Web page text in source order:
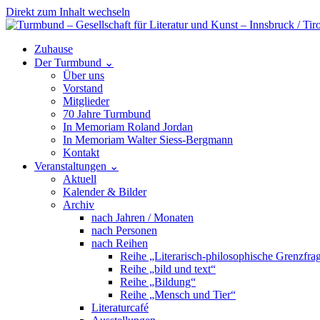
Direkt zum Inhalt wechseln
Hauptnavigation
Zuhause
Der Turmbund ⌄
Über uns
Vorstand
Mitglieder
70 Jahre Turmbund
In Memoriam Roland Jordan
In Memoriam Walter Siess-Bergmann
Kontakt
Veranstaltungen ⌄
Aktuell
Kalender & Bilder
Archiv
nach Jahren / Monaten
nach Personen
nach Reihen
Reihe „Literarisch-philosophische
Reihe „bild und text“
Reihe „Bildung“
Reihe „Mensch und Tier“
Literaturcafé